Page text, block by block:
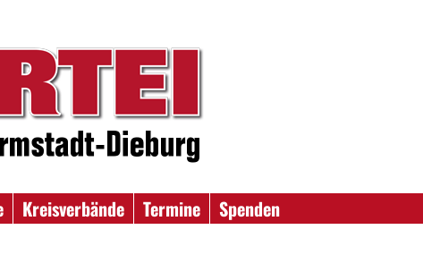
Kreisverbände Termine
Spenden